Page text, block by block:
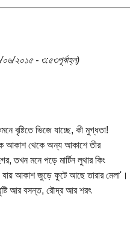
০৬/২০১৫ - ৩:৫৩পূর্বাহ্ন)
বৃষ্টিতে ভিজে যাচ্ছে, কী মুগ্ধতা!
আকাশ থেকে অন্য আকাশে তীর
তখন মনে পড়ে মার্টিন লুথার কিং
আকাশ জুড়ে ফুটে আছে তারার মেলা'।
বৃষ্টি আর বসন্ত, রৌদ্র আর শরৎ